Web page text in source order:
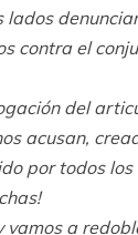
lados
contra el
del
acusan,
por todos
vamos a